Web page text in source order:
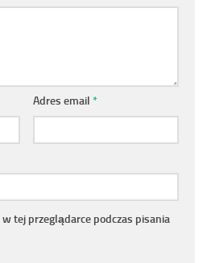
Adres email *
tej przeglądarce podczas pisania